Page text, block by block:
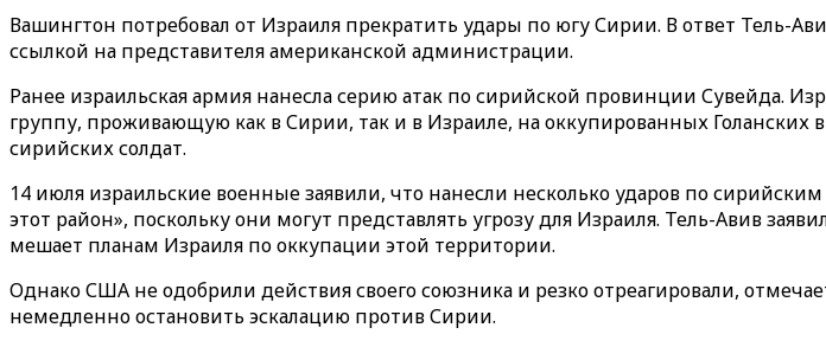
Вашингтон потребовал от Израиля прекратить удары по югу Сирии. В ответ Тель-
ссылкой на представителя американской администрации.
Ранее израильская армия нанесла серию атак по сирийской провинции Сувейда.
группу, проживающую как в Сирии, так и в Израиле, на оккупированных
сирийских солдат.
14 июля израильские военные заявили, что нанесли несколько ударов по
этот район», поскольку они могут представлять угрозу для Израиля. Тель-Авив
мешает планам Израиля по оккупации этой территории.
Однако США не одобрили действия своего союзника и резко отреагировали,
немедленно остановить эскалацию против Сирии.